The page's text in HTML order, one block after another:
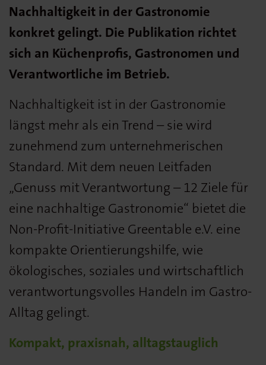
Nachhaltigkeit in der Gastronomie
konkret gelingt. Die Publikation richtet
sich an Küchenprofis, Gastronomen und
Verantwortliche im Betrieb.
Nachhaltigkeit ist in der Gastronomie
längst mehr als ein Trend – sie wird
zunehmend zum unternehmerischen
Standard. Mit dem neuen Leitfaden
„Genuss mit Verantwortung – 12 Ziele für
eine nachhaltige Gastronomie“ bietet die
Non-Profit-Initiative Greentable e.V. eine
kompakte Orientierungshilfe, wie
ökologisches, soziales und wirtschaftlich
verantwortungsvolles Handeln im Gastro-
Alltag gelingt.
Kompakt, praxisnah, alltagstauglich